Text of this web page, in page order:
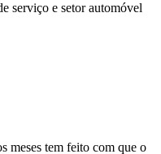
serviço e setor automóvel
meses tem feito com que o